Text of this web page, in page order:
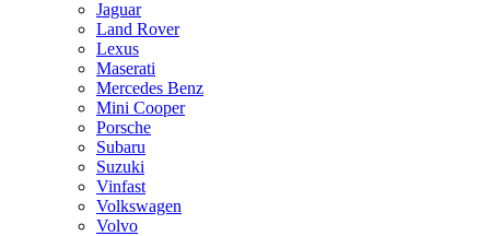
Jaguar
Land Rover
Lexus
Maserati
Mercedes Benz
Mini Cooper
Porsche
Subaru
Suzuki
Vinfast
Volkswagen
Volvo